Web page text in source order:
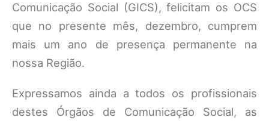
Comunicação Social (GICS), felicitam os OCS
que no presente mês, dezembro, cumprem
mais um ano de presença permanente na
nossa Região.
Expressamos ainda a todos os profissionais
destes Órgãos de Comunicação Social, as